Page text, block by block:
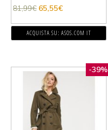
81,99€ 65,55€
ACQUISTA SU: ASOS.COM IT
-39%